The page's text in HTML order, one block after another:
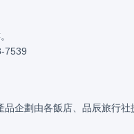
7539
品企劃由各飯店、品辰旅行